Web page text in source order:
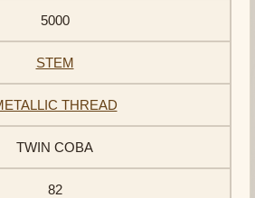
5000
STEM
THREAD
TWIN COBA
82